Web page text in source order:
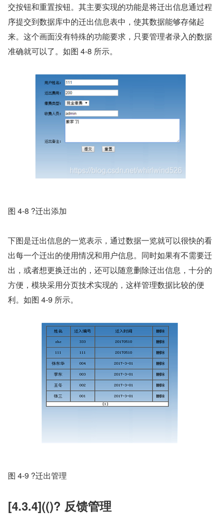
交按钮和重置按钮。其主要实现的功能是将迁出信息通过程
序提交到数据库中的迁出信息表中，使其数据能够存储起
来。这个画面没有特殊的功能要求，只要管理者录入的数据
准确就可以了。如图 4-8 所示。
图 4-8 ?迁出添加
下图是迁出信息的一览表示，通过数据一览就可以很快的看
出每一个迁出的使用情况和用户信息。同时如果有不需要迁
出，或者想更换迁出的，还可以随意删除迁出信息，十分的
方便，模块采用分页技术实现的，这样管理数据比较的便
利。如图 4-9 所示。
图 4-9 ?迁出管理
[4.3.4](()? 反馈管理